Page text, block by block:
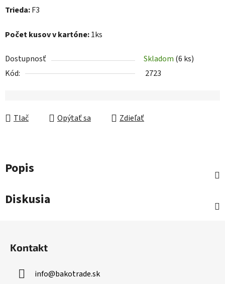
Trieda:F3
Počet kusov v kartóne:1ks
Dostupnosť Skladom (6 ks)
Kód:
2723
Tlač Opýtať sa Zdieľať
Popis
Diskusia
Kontakt
info@bakotrade.sk